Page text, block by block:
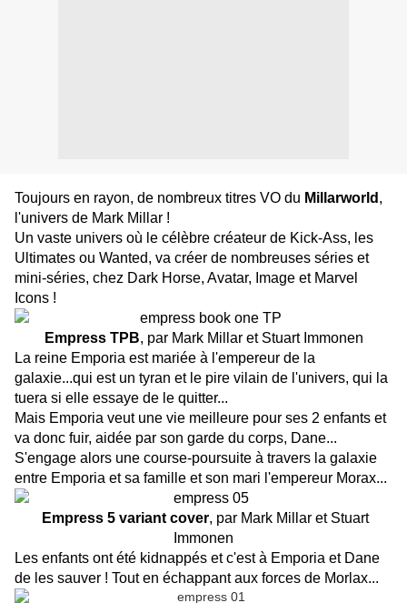
Toujours en rayon, de nombreux titres VO du Millarworld ,
l'univers de Mark Millar !
Un vaste univers où le célèbre créateur de Kick-Ass, les
Ultimates ou Wanted, va créer de nombreuses séries et
mini-séries, chez Dark Horse, Avatar, Image et Marvel
Icons !
Empress TPB, par Mark Millar et Stuart Immonen
La reine Emporia est mariée à l'empereur de la
galaxie...qui est un tyran et le pire vilain de l'univers, qui la
tuera si elle essaye de le quitter...
Mais Emporia veut une vie meilleure pour ses 2 enfants et
va donc fuir, aidée par son garde du corps, Dane...
S'engage alors une course-poursuite à travers la galaxie
entre Emporia et sa famille et son mari l'empereur Morax...
Empress 5 variant cover, par Mark Millar et Stuart
Immonen
Les enfants ont été kidnappés et c'est à Emporia et Dane
de les sauver ! Tout en échappant aux forces de Morlax...